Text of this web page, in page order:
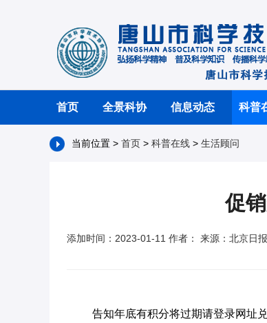
首页 全景科协 信息动态 科普
当前位置 > 首页 > 科普在线 > 生活顾问
促
添加时间：2023-01-11 作者： 来源：北京日
告知年底有积分将过期请登录网址